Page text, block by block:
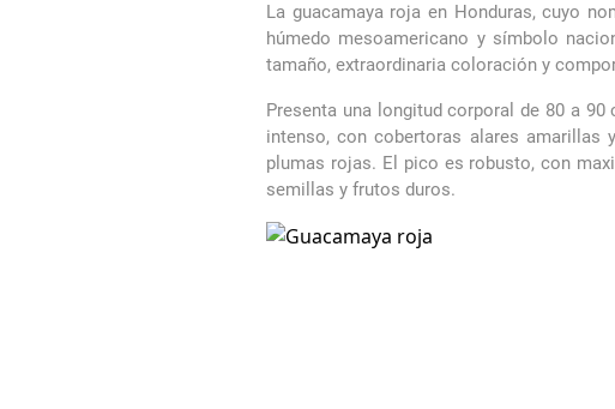
La guacamaya roja en Honduras, cuyo
húmedo mesoamericano y símbolo
tamaño, extraordinaria coloración y
Presenta una longitud corporal de 80 a
intenso, con cobertoras alares amarillas
plumas rojas. El pico es robusto, con
semillas y frutos duros.